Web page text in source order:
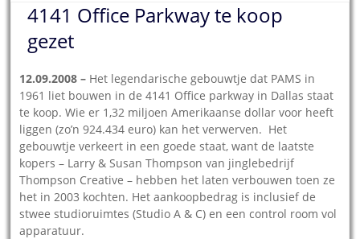
4141 Office Parkway te koop
gezet
12.09.2008 – Het legendarische gebouwtje dat PAMS in
1961 liet bouwen in de 4141 Office parkway in Dallas staat
te koop. Wie er 1,32 miljoen Amerikaanse dollar voor heeft
liggen (zo’n 924.434 euro) kan het verwerven. Het
gebouwtje verkeert in een goede staat, want de laatste
kopers – Larry & Susan Thompson van jinglebedrijf
Thompson Creative – hebben het laten verbouwen toen ze
het in 2003 kochten. Het aankoopbedrag is inclusief de
stwee studioruimtes (Studio A & C) en een control room vol
apparatuur.